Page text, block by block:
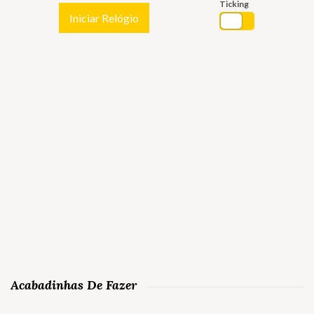
Iniciar Relógio
Ticking
Acabadinhas De Fazer